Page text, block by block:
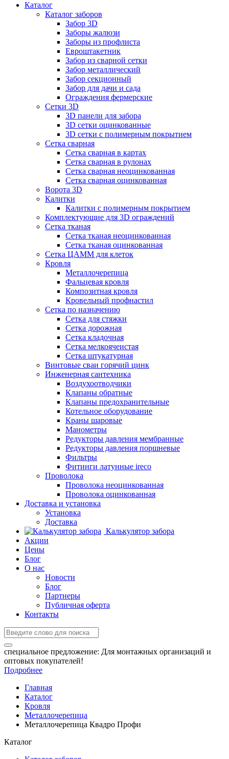
Каталог
Каталог заборов
Забор 3D
Заборы жалюзи
Заборы из профлиста
Евроштакетник
Забор из сварной сетки
Забор металлический
Забор секционный
Забор для дачи и сада
Ограждения фермерские
Сетки 3D
3D панели для забора
3D сетки оцинкованные
3D сетки с полимерным покрытием
Сетка сварная
Сетка сварная в картах
Сетка сварная в рулонах
Сетка сварная неоцинкованная
Сетка сварная оцинкованная
Ворота 3D
Калитки
Калитки с полимерным покрытием
Комплектующие для 3D ограждений
Сетка тканая
Сетка тканая неоцинкованная
Сетка тканая оцинкованная
Сетка ЦАММ для клеток
Кровля
Металлочерепица
Фальцевая кровля
Композитная кровля
Кровельный профнастил
Сетка по назначению
Сетка для стяжки
Сетка дорожная
Сетка кладочная
Сетка мелкоячеистая
Сетка штукатурная
Винтовые сваи горячий цинк
Инженерная сантехника
Воздухоотводчики
Клапаны обратные
Клапаны предохранительные
Котельное оборудование
Краны шаровые
Манометры
Редукторы давления мембранные
Редукторы давления поршневые
Фильтры
Фитинги латунные ireco
Проволока
Проволока неоцинкованная
Проволока оцинкованная
Доставка и установка
Установка
Доставка
Калькулятор забора
Акции
Цены
Блог
О нас
Новости
Блог
Партнеры
Публичная оферта
Контакты
специальное предложение: Для монтажных организаций и
оптовых покупателей!
Подробнее
Главная
Каталог
Кровля
Металлочерепица
Металлочерепица Квадро Профи
Каталог